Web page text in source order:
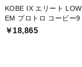
KOBE IX エリート LOW
EM プロトロ コービー9
￥18,865